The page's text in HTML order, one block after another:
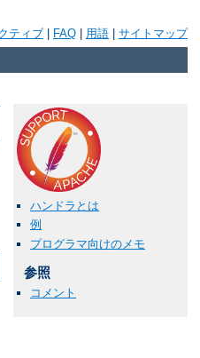
ティブ FAQ 用語 サイトマップ
ハンドラとは
例
プログラマ向けのメモ
参照
コメント